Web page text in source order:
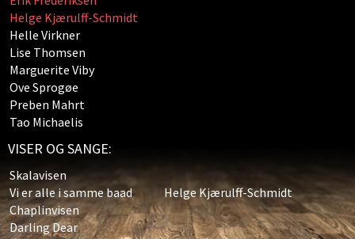
Helge Kjærulff-Schmidt
Helle Virkner
Lise Thomsen
Marguerite Viby
Ove Sprogøe
Preben Mahrt
Tao Michaelis
VISER OG SANGE:
Skalavisen
Vi er alle i samme baad
Helge Kjærulff-Schmidt
Chaplinvisen
Darling Dear